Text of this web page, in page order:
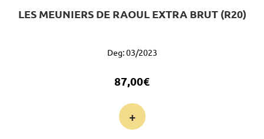
LES MEUNIERS DE RAOUL EXTRA BRUT (R20)
Deg: 03/2023
87,00€
+